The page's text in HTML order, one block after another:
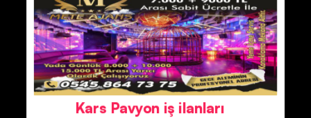
Kars Pavyon iş ilanları